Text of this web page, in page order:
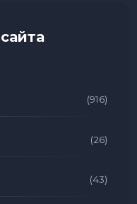
(916)
(26)
(43)